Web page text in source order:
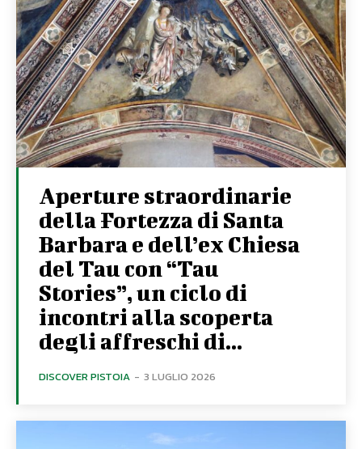
Aperture straordinarie
della Fortezza di Santa
Barbara e dell’ex Chiesa
del Tau con “Tau
Stories”, un ciclo di
incontri alla scoperta
degli affreschi di...
DISCOVER PISTOIA - 3 LUGLIO 2026